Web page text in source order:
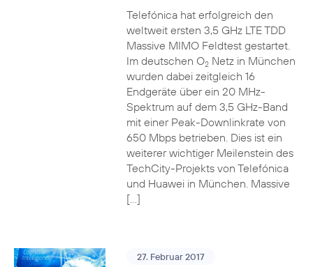
Telefónica hat erfolgreich den
weltweit ersten 3,5 GHz LTE TDD
Massive MIMO Feldtest gestartet.
Im deutschen O2Netz in München
wurden dabei zeitgleich 16
Endgeräte über ein 20 MHz-
Spektrum auf dem 3,5 GHz-Band
mit einer Peak-Downlinkrate von
650 Mbps betrieben. Dies ist ein
weiterer wichtiger Meilenstein des
TechCity-Projekts von Telefónica
und Huawei in München. Massive
[…]
27. Februar 2017